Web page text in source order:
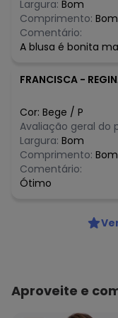
abril/2026
março/2026
fevereiro/2026
Largura: Bom
Comprimento: Bom
Comentário:
A blusa é bonita
FRANCISCA - REGINOPOLIS - SP
Cor: Bege / P
Avaliação geral do
Largura: Bom
Comprimento: Bom
Comentário:
Ótimo
Aproveite e